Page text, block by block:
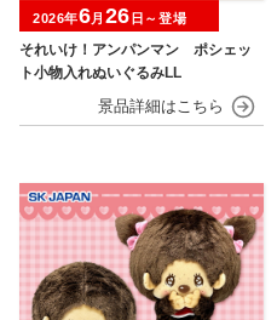
それいけ！アンパンマン ポシェッ
ト小物入れぬいぐるみLL
2026年6月 26 日～登場